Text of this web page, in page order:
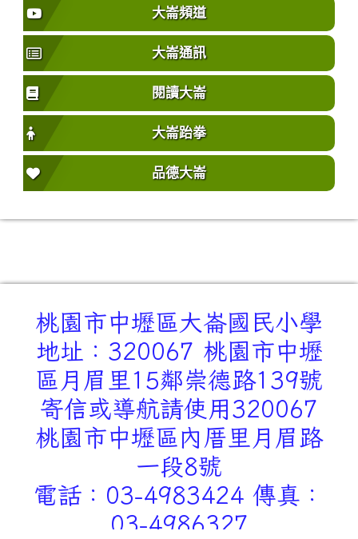
大崙頻道
大崙通訊
閱讀大崙
大崙跆拳
品德大崙
桃園市中壢區大崙國民小學
地址：320067 桃園市中壢
區月眉里15鄰崇德路139號
寄信或導航請使用320067
桃園市中壢區內厝里月眉路
一段8號
電話：03-4983424 傳真：
03-4986327